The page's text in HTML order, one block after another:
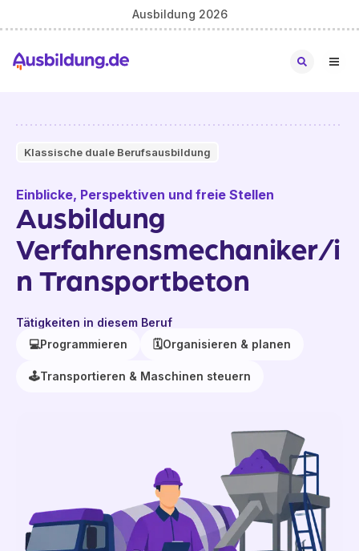
Ausbildung 2026
Klassische duale Berufsausbildung
Einblicke, Perspektiven und freie Stellen
Ausbildung
Verfahrensmechaniker/i
n Transportbeton
Tätigkeiten in diesem Beruf
💻Programmieren 🗓️Organisieren & planen
🕹️Transportieren & Maschinen steuern